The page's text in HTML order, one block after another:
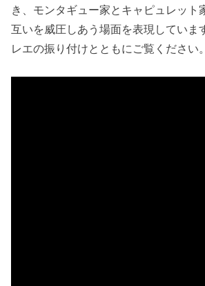
き、モンタギュー家とキャピュレット
互いを威圧しあう場面を表現していま
レエの振り付けとともにご覧ください。